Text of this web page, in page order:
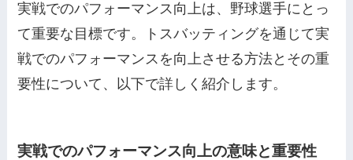
実戦でのパフォーマンス向上は、野球選手にとっ
て重要な目標です。トスバッティングを通じて実
戦でのパフォーマンスを向上させる方法とその重
要性について、以下で詳しく紹介します。
実戦でのパフォーマンス向上の意味と重要性